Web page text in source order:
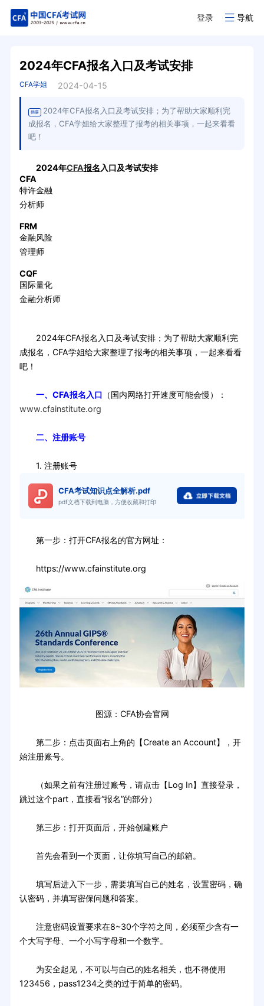
登录 导航
2024年CFA报名入口及考试安排
CFA学姐 2024-04-15
摘要
2024年CFA报名入口及考试安排；为了帮助大家顺利完
成报名，CFA学姐给大家整理了报考的相关事项，一起来看看
吧！
2024年CFA报名入口及考试安排
CFA
特许金融
分析师
FRM
金融风险
管理师
CQF
国际量化
金融分析师
2024年CFA报名入口及考试安排；为了帮助大家顺利完
成报名，CFA学姐给大家整理了报考的相关事项，一起来看看
吧！
一、CFA报名入口 （国内网络打开速度可能会慢）：
www.cfainstitute.org
二、注册账号
1. 注册账号
CFA考试知识点全解析.pdf
pdf文档下载到电脑，方便收藏和打印
第一步：打开CFA报名的官方网址：
https://www.cfainstitute.org
图源：CFA协会官网
第二步：点击页面右上角的【Create an Account】，开
始注册账号。
（如果之前有注册过账号，请点击【Log In】直接登录，
跳过这个part，直接看“报名”的部分）
第三步：打开页面后，开始创建账户
首先会看到一个页面，让你填写自己的邮箱。
填写后进入下一步，需要填写自己的姓名，设置密码，确
认密码，并填写密保问题和答案。
注意密码设置要求在8~30个字符之间，必须至少含有一
个大写字母、一个小写字母和一个数字。
为安全起见，不可以与自己的姓名相关，也不得使用
123456，pass1234之类的过于简单的密码。